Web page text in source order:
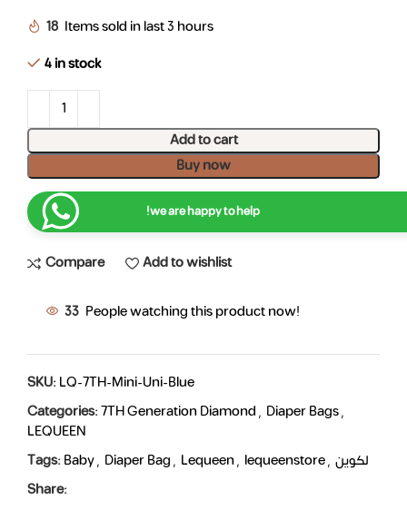
18 Items sold in last 3 hours
4 in stock
Add to cart
Buy now
we are happy to help!
Compare Add to wishlist
33 People watching this product now!
SKU:LQ-7TH-Mini-Uni-Blue
Categories:7TH Generation Diamond, Diaper Bags,
LEQUEEN
Tags:Baby, Diaper Bag, Lequeen, lequeenstore, لكوين
Share: